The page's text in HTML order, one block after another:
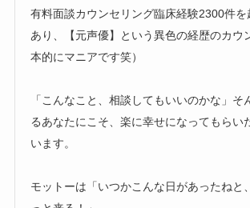
有料面談カウンセリング臨床経験2300件
あり、【元声優】という異色の経歴のカウ
本的にマニアです笑）
「こんなこと、相談してもいいのかな」そ
るあなたにこそ、楽に幸せになってもらい
います。
モットーは「いつかこんな日があったねと